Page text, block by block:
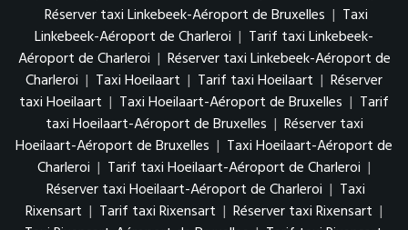
Réserver taxi Linkebeek-Aéroport de Bruxelles | Taxi
Linkebeek-Aéroport de Charleroi | Tarif taxi Linkebeek-
Aéroport de Charleroi | Réserver taxi Linkebeek-Aéroport de
Charleroi | Taxi Hoeilaart | Tarif taxi Hoeilaart | Réserver
taxi Hoeilaart | Taxi Hoeilaart-Aéroport de Bruxelles | Tarif
taxi Hoeilaart-Aéroport de Bruxelles | Réserver taxi
Hoeilaart-Aéroport de Bruxelles | Taxi Hoeilaart-Aéroport de
Charleroi | Tarif taxi Hoeilaart-Aéroport de Charleroi |
Réserver taxi Hoeilaart-Aéroport de Charleroi | Taxi
Rixensart | Tarif taxi Rixensart | Réserver taxi Rixensart |